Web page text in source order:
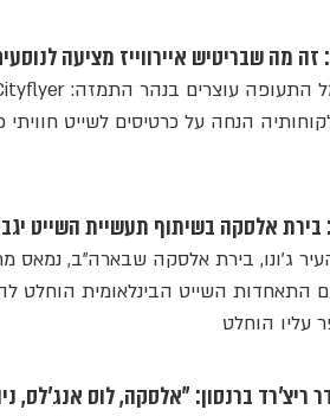
זה מה שבריטיש איירווייז מציעה
הנחה על כרטיסים לשייט
בירת אלסקה בשיתוף תעשיית השייט
ג'ונו, בירת אלסקה שבארה"ב, נמאס
התאחדות השייט הבינלאומית הוחלט
עליו הוחלט
ריצ'רד ברנסון: "אלסקה, לוס אנג'לס,